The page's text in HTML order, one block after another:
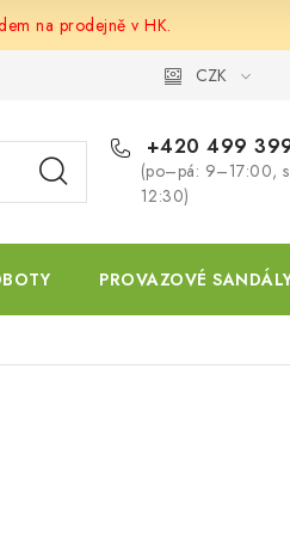
na prodejně v HK.
CZK
+420 499
(po–pá: 9–17:00,
12:30)
PROVAZOVÉ